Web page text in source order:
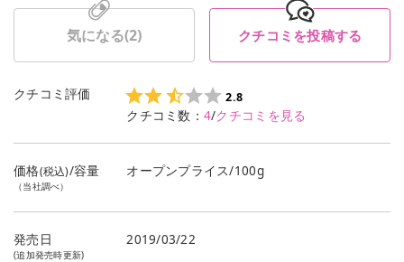
気になる(2) クチコミを投稿する
クチコミ評価 2.8
クチコミ数： 4/クチコミを見る
価格(税込)/容量
（当社調べ）
オープンプライス/100g
発売日
(追加発売時更新)
2019/03/22